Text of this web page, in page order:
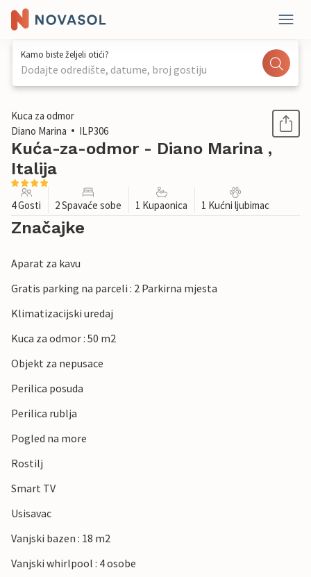
Kamo biste željeli otići?
Dodajte odredište, datume, broj gostiju
1 / 38
Kuca za odmor
Diano Marina
ILP306
Kuća-za-odmor - Diano Marina ,
Italija
4 Gosti 2 Spavaće sobe 1 Kupaonica 1 Kućni ljubimac
Značajke
Aparat za kavu
Gratis parking na parceli : 2 Parkirna mjesta
Klimatizacijski uredaj
Kuca za odmor : 50 m2
Objekt za nepusace
Perilica posuda
Perilica rublja
Pogled na more
Rostilj
Smart TV
Usisavac
Vanjski bazen : 18 m2
Vanjski whirlpool : 4 osobe